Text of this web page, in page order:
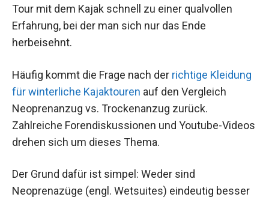
Tour mit dem Kajak schnell zu einer qualvollen
Erfahrung, bei der man sich nur das Ende
herbeisehnt.
Häufig kommt die Frage nach der richtige Kleidung
für winterliche Kajaktouren auf den Vergleich
Neoprenanzug vs. Trockenanzug zurück.
Zahlreiche Forendiskussionen und Youtube-Videos
drehen sich um dieses Thema.
Der Grund dafür ist simpel: Weder sind
Neoprenazüge (engl. Wetsuites) eindeutig besser